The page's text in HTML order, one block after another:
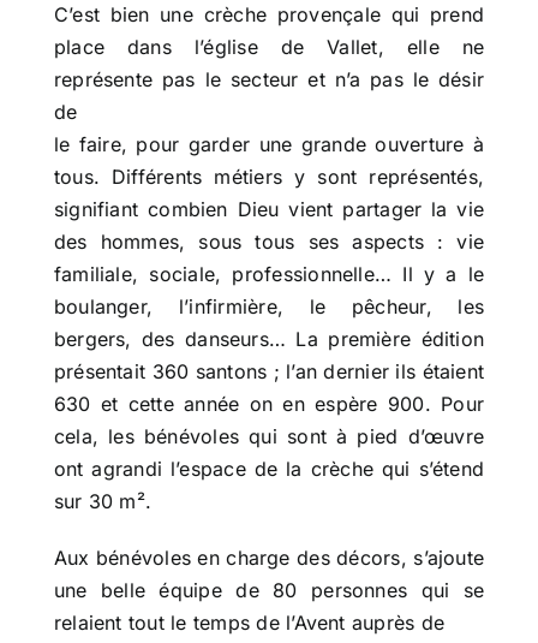
C’est bien une crèche provençale qui prend
place dans l’église de Vallet, elle ne
représente pas le secteur et n’a pas le désir
de
le faire, pour garder une grande ouverture à
tous. Différents métiers y sont représentés,
signifiant combien Dieu vient partager la vie
des hommes, sous tous ses aspects : vie
familiale, sociale, professionnelle… Il y a le
boulanger, l’infirmière, le pêcheur, les
bergers, des danseurs… La première édition
présentait 360 santons ; l’an dernier ils étaient
630 et cette année on en espère 900. Pour
cela, les bénévoles qui sont à pied d’œuvre
ont agrandi l’espace de la crèche qui s’étend
sur 30 m².
Aux bénévoles en charge des décors, s’ajoute
une belle équipe de 80 personnes qui se
relaient tout le temps de l’Avent auprès de